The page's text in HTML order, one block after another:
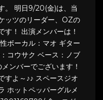
。 明日9/20(金)は、当
ッツのリーダー、OZの
す！ 出演メンバーは！
ボーカル：マオ ギター
コウサク ベース：ノブ
ンバーでございます！
すよ～♪♪ スペースジオ
ホットペッパーグルメ